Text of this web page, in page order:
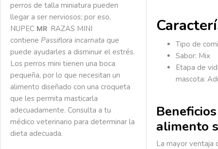
perros de talla miniatura pueden
llegar a ser nerviosos; por eso,
NUPEC MR RAZAS MINI
contiene Passiflora incarnata que
puede ayudarles a disminuir el estrés.
Los perros mini tienen una boca
pequeña, por lo que necesitan un
alimento diseñado con una croqueta
que les permita masticarla
adecuadamente. Consulta a tu
médico veterinario para determinar la
dieta adecuada.
Tipo de
Sabor: Mix
Etapa de
mascota:
alimento
La mayor ventaja